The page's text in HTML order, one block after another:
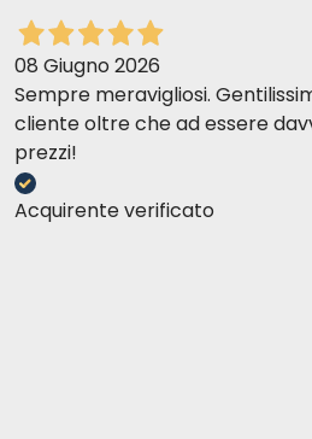
08 Giugno 2026
Sempre meravigliosi.
cliente oltre che ad essere
prezzi!
Acquirente verificato